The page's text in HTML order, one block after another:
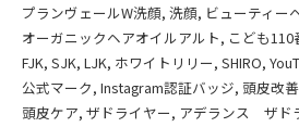
プランヴェールW洗顔 洗顔 ビューティー
オーガニックヘアオイルアルト こども110
FJK SJK LJK ホワイトリリー SHIRO
公式マーク Instagram認証バッジ 頭皮改
頭皮ケア ザドライヤー アデランス ザド